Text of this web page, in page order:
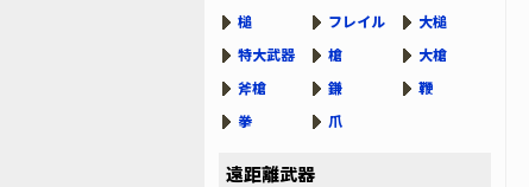
槌
フレイル
大槌
特大武器
槍
大槍
斧槍
鎌
鞭
拳
爪
遠距離武器